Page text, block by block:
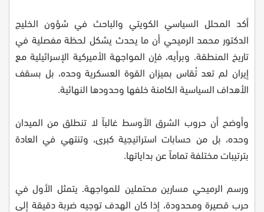
أكد المحلل السياسي الكويتي والباحث في شؤون الخليج
الدكتور محمد الرميحي أن ما يحدث يشكل لحظة مفصلية في
تاريخ المنطقة. وبرأيه، فإن المواجهة الأميركية الإسرائيلية مع
إيران لم تعد تُقاس بميزان القوة العسكرية وحده، بل بسقف
الأهداف السياسية الكامنة خلفها وحدودها النهائية.
وأوضح أن حروب الشرق الأوسط غالباً لا تنطلق من الميدان
وحده، بل من حسابات استراتيجية كبرى، وتنتهي في العادة
بترتيبات مختلفة تماماً عن بداياتها.
ورسم الرميحي مسارين محتملين للمواجهة. يتمثل الأول في
حرب قصيرة ومحدودة، إذا كان الهدف توجيه ضربة دقيقة إلى